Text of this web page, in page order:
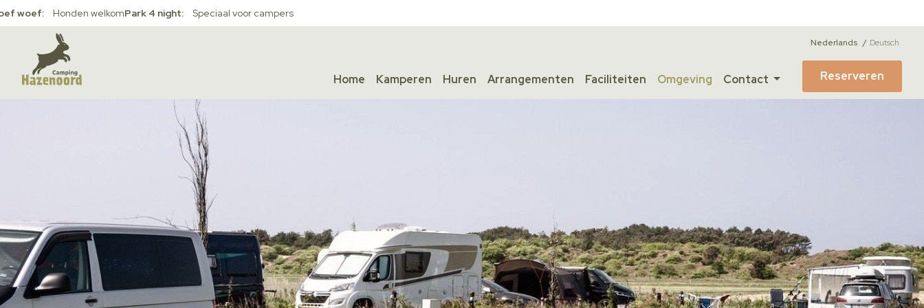
woef: Honden welkomPark 4 night: Speciaal voor campers
Home Kamperen Huren Arrangementen Faciliteiten Omgeving Contact Reserveren
Nederlands Deutsch